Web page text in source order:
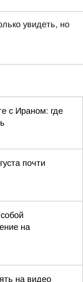
увидеть, но
с Ираном: где
почти
на
на видео